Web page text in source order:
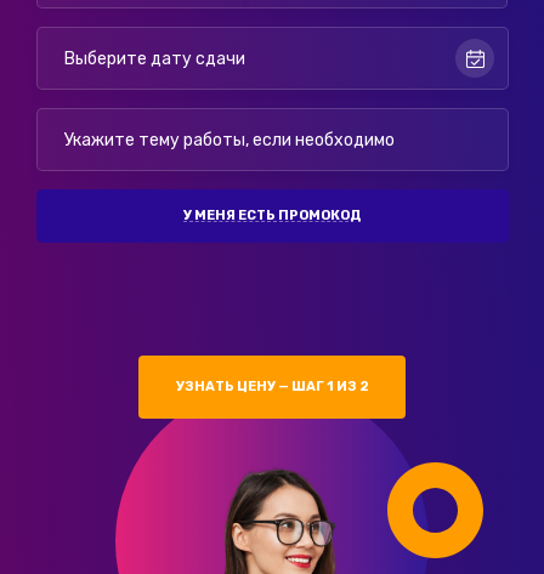
У МЕНЯ ЕСТЬ ПРОМОКОД
УЗНАТЬ ЦЕНУ — ШАГ 1 ИЗ 2